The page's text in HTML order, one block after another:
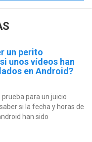
un perito
unos vídeos han
en Android?
para un juicio
si la fecha y horas de
han sido